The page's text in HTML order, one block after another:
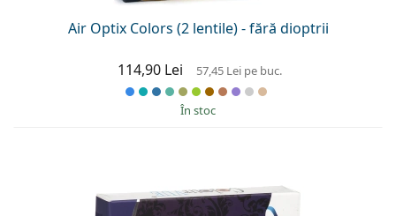
Air Optix Colors (2 lentile) - fără dioptrii
114,90 Lei 57,45 Leipe buc.
În stoc